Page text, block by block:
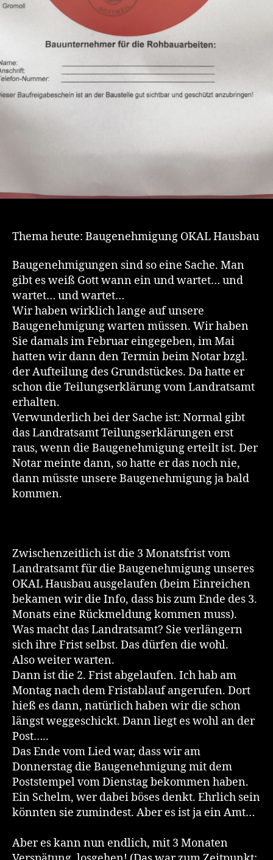
Thema heute: Baugenehmigung OKAL Hausbau
Baugenehmigungen sind so eine Sache. Man
gibt es weiß Gott wann ein und wartet… und
wartet… und wartet…
Wir haben wirklich lange auf unsere
Baugenehmigung warten müssen. Wir haben
Sie damals im Februar eingegeben, im Mai
hatten wir dann den Termin beim Notar bzgl.
der Aufteilung des Grundstückes. Da hatte er
schon die Teilungserklärung vom Landratsamt
erhalten.
Verwunderlich bei der Sache ist: Normal gibt
das Landratsamt Teilungserklärungen erst
raus, wenn die Baugenehmigung erteilt ist. Der
Notar meinte dann, so hatte er das noch nie,
dann müsste unsere Baugenehmigung ja bald
kommen.
Zwischenzeitlich ist die 3 Monatsfrist vom
Landratsamt für die Baugenehmigung unseres
OKAL Hausbau ausgelaufen (beim Einreichen
bekamen wir die Info, dass bis zum Ende des 3.
Monats eine Rückmeldung kommen muss).
Was macht das Landratsamt? Sie verlängern
sich ihre Frist selbst. Das dürfen die wohl.
Also weiter warten.
Dann ist die 2. Frist abgelaufen. Ich hab am
Montag nach dem Fristablauf angerufen. Dort
hieß es dann, natürlich haben wir die schon
längst weggeschickt. Dann liegt es wohl an der
Post…..
Das Ende vom Lied war, dass wir am
Donnerstag die Baugenehmigung mit dem
Poststempel vom Dienstag bekommen haben.
Ein Schelm, wer dabei böses denkt. Ehrlich sein
könnten sie zumindest. Aber es ist ja ein Amt…
Aber es kann nun endlich, mit 3 Monaten